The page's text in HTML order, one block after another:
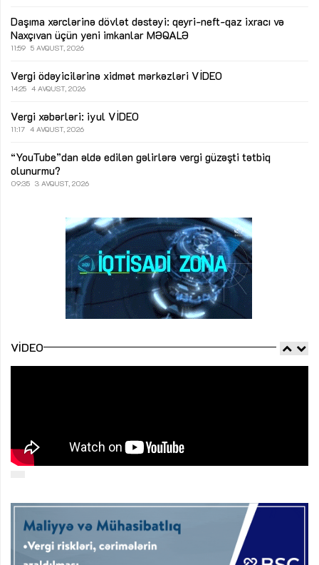
Daşıma xərclərinə dövlət dəstəyi: qeyri-neft-qaz ixracı və
Naxçıvan üçün yeni imkanlar MƏQALƏ
11:59 5 AVQUST, 2026
Vergi ödəyicilərinə xidmət mərkəzləri VİDEO
14:25 4 AVQUST, 2026
Vergi xəbərləri: iyul VİDEO
11:17 4 AVQUST, 2026
“YouTube”dan əldə edilən gəlirlərə vergi güzəşti tətbiq
olunurmu?
09:35 3 AVQUST, 2026
VIDEO